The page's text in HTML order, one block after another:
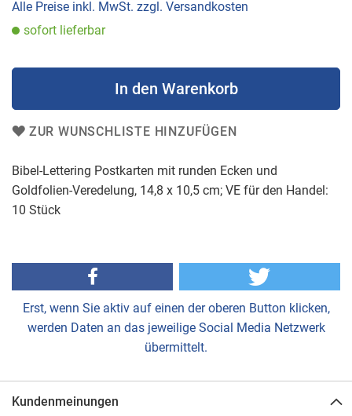
Alle Preise inkl. MwSt. zzgl. Versandkosten
sofort lieferbar
In den Warenkorb
ZUR WUNSCHLISTE HINZUFÜGEN
Bibel-Lettering Postkarten mit runden Ecken und
Goldfolien-Veredelung, 14,8 x 10,5 cm; VE für den Handel:
10 Stück
Erst, wenn Sie aktiv auf einen der oberen Button klicken,
werden Daten an das jeweilige Social Media Netzwerk
übermittelt.
Kundenmeinungen